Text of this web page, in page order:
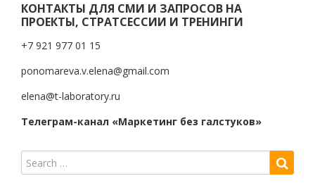
КОНТАКТЫ ДЛЯ СМИ И ЗАПРОСОВ НА
ПРОЕКТЫ, СТРАТСЕССИИ И ТРЕНИНГИ
+7 921 977 01 15
ponomareva.v.elena@gmail.com
elena@t-laboratory.ru
Телеграм-канал «Маркетинг без галстуков»